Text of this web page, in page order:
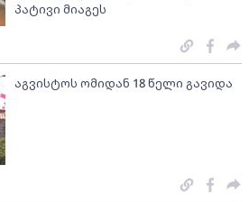
პატივი მიაგეს
აგვისტოს ომიდან 18 წელი გავიდა